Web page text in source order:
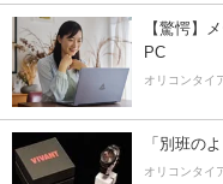
【驚愕】
PC
オリコンタイ
「別班の
オリコンタイ